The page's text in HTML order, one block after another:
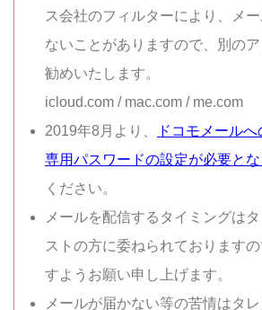
ス会社のフィルターにより、メ
ないことがありますので、別の
勧めいたします。
icloud.com / mac.com / me.com
2019年8月より、
ドコモメール
専用パスワードの設定が必要と
ください。
メールを配信するタイミングは
ストの方に委ねられております
すようお願い申し上げます。
メールが届かない等の苦情はタ